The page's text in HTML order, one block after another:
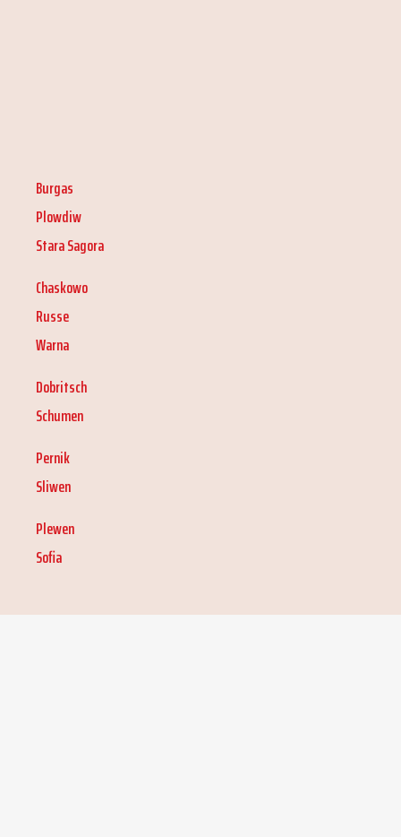
Burgas
Plowdiw
Stara Sagora
Chaskowo
Russe
Warna
Dobritsch
Schumen
Pernik
Sliwen
Plewen
Sofia